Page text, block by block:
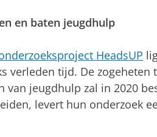
en baten jeugdhulp
HeadsUP
verleden tijd. De zogeheten
van jeugdhulp zal in 2020
levert hun onderzoek